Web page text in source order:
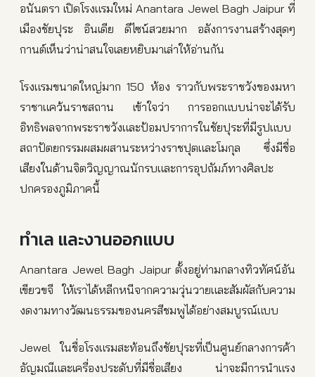
อนันตรา เปิดโรงแรมใหม่ Anantara Jewel Bagh Jaipur ที่
เมืองชัยปุระ อินเดีย ดีไซน์สวยมาก อลังการงานสร้างสุดๆ
กานต์เห็นว่าน่าสนใจเลยหยิบมาเล่าให้อ่านกัน
โรงแรมขนาดใหญ่มาก 150 ห้อง ราวกับพระราชวังของมหา
ราชาแคว้นราชสถาน เข้าใจว่า การออกแบบน่าจะได้รับ
อิทธิพลจากพระราชวังและป้อมปราการในชัยปุระที่มีรูปแบบ
สถาปัตยกรรมผสมผสานระหว่างราชปุตและโมกุล ซึ่งมีชื่อ
เสียงในด้านจิตวิญญาณนักรบและการอุปถัมภ์ทางศิลปะ
ปกครองภูมิภาคนี้
ทำเล และงานออกแบบ
Anantara Jewel Bagh Jaipur ตั้งอยู่ท่ามกลางทิวทัศน์อัน
เขียวขจี ให้เราได้หลีกหนีจากความวุ่นวายและสัมผัสกับความ
งดงามทางวัฒนธรรมของนครสีชมพูได้อย่างสมบูรณ์แบบ
Jewel ในชื่อโรงแรมสะท้อนถึงชัยปุระที่เป็นศูนย์กลางการค้า
อัญมณีและเครื่องประดับที่มีชื่อเสียง น่าจะมีการนำแรง